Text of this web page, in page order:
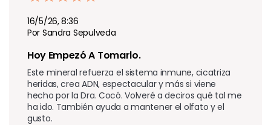
16/5/26, 8:36
Por Sandra Sepulveda
Hoy Empezó A Tomarlo.
Este mineral refuerza el sistema inmune, cicatriza
heridas, crea ADN, espectacular y más si viene
hecho por la Dra. Cocó. Volveré a deciros qué tal me
ha ido. También ayuda a mantener el olfato y el
gusto.